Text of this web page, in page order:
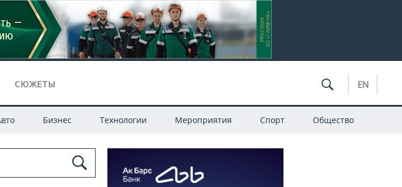
СЮЖЕТЫ EN
Бизнес Технологии Мероприятия Спорт Общество